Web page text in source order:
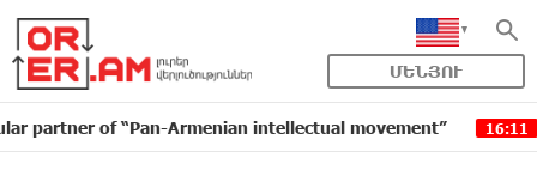
ՄԵՆՅՈՒ
of “Pan-Armenian intellectual movement” 16:11